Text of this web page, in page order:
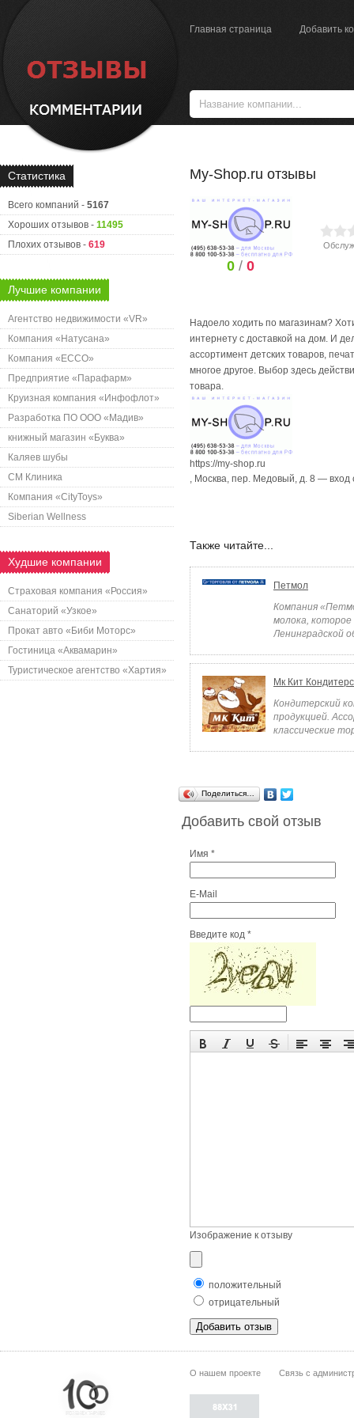
Главная страница Добавить
Статистика
Всего компаний - 5167
Хороших отзывов - 11495
Плохих отзывов - 619
Лучшие компании
Агентство недвижимости «VR»
Компания «Натусана»
Компания «ECCO»
Предприятие «Парафарм»
Круизная компания «Инфофлот»
Разработка ПО ООО «Мадив»
книжный магазин «Буква»
Каляев шубы
СМ Клиника
Компания «CityToys»
Siberian Wellness
Худшие компании
Страховая компания «Россия»
Санаторий «Узкое»
Прокат авто «Биби Моторс»
Гостиница «Аквамарин»
Туристическое агентство «Хартия»
My-Shop.ru отзывы
0 /0
Надоело ходить по магазинам?
интернету с доставкой на дом. И
ассортимент детских товаров,
многое другое. Выбор здесь
товара.
https://my-shop.ru
, Москва, пер. Медовый, д. 8 — вход
Также читайте...
Петмол
Компания
молока, которое
Ленинградской
Мк Кит
Кондитерский
продукцией.
классические
Поделиться…
Добавить свой отзыв
Имя *
E-Mail
Введите код *
Изображение к отзыву
положительный
отрицательный
О нашем проекте Связь с